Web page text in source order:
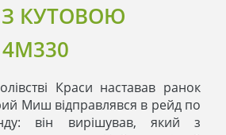
КУТОВОЮ
Краси наставав ранок
Миш відправлявся в рейд по
він вирішував, який з